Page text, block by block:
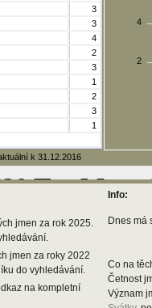
3
3
4
2
3
1
2
3
1
2
4
k 31.12.2016
Info:
jmen za rok 2025.
jmen za roky 2022
do vyhledávání.
na kompletní
Dnes má
Co na
Četnost
Význam